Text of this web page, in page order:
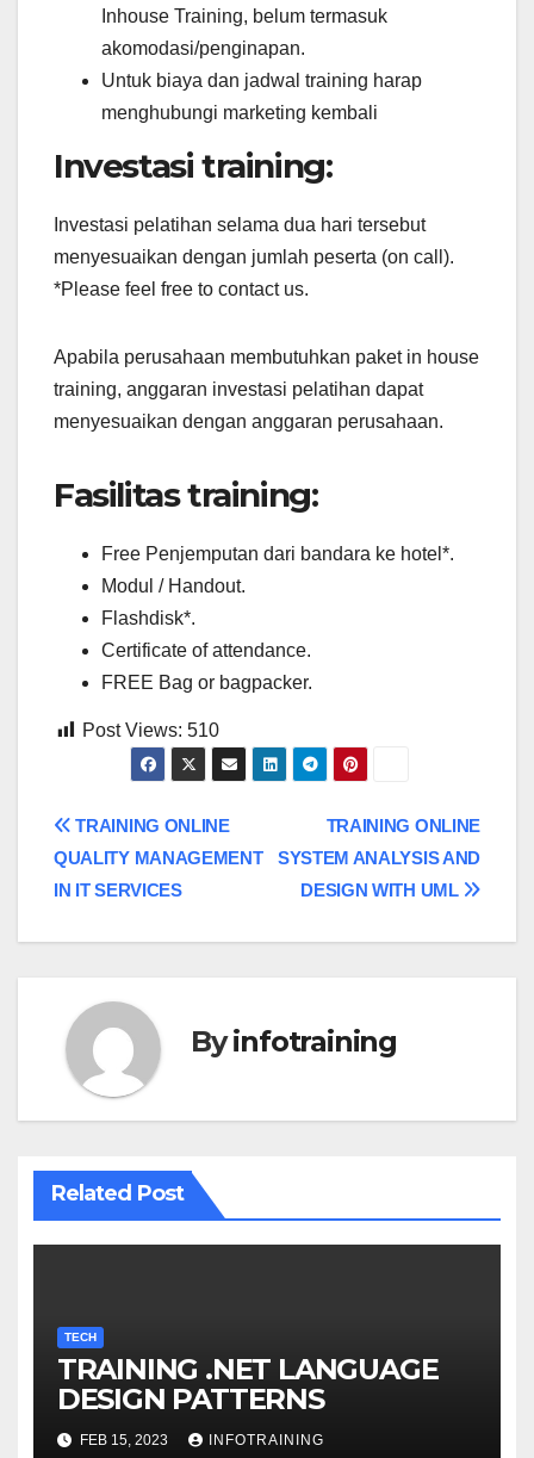
Inhouse Training, belum termasuk
akomodasi/penginapan.
Untuk biaya dan jadwal training harap
menghubungi marketing kembali
Investasi training:
Investasi pelatihan selama dua hari tersebut
menyesuaikan dengan jumlah peserta (on call).
*Please feel free to contact us.
Apabila perusahaan membutuhkan paket in house
training, anggaran investasi pelatihan dapat
menyesuaikan dengan anggaran perusahaan.
Fasilitas training:
Free Penjemputan dari bandara ke hotel*.
Modul / Handout.
Flashdisk*.
Certificate of attendance.
FREE Bag or bagpacker.
Post Views: 510
Post
navigation
TRAINING ONLINE
SYSTEM ANALYSIS AND
DESIGN WITH UML
TRAINING ONLINE
QUALITY MANAGEMENT
IN IT SERVICES
Byinfotraining
Related Post
TECH
TRAINING .NET LANGUAGE
DESIGN PATTERNS
FEB 15, 2023 INFOTRAINING